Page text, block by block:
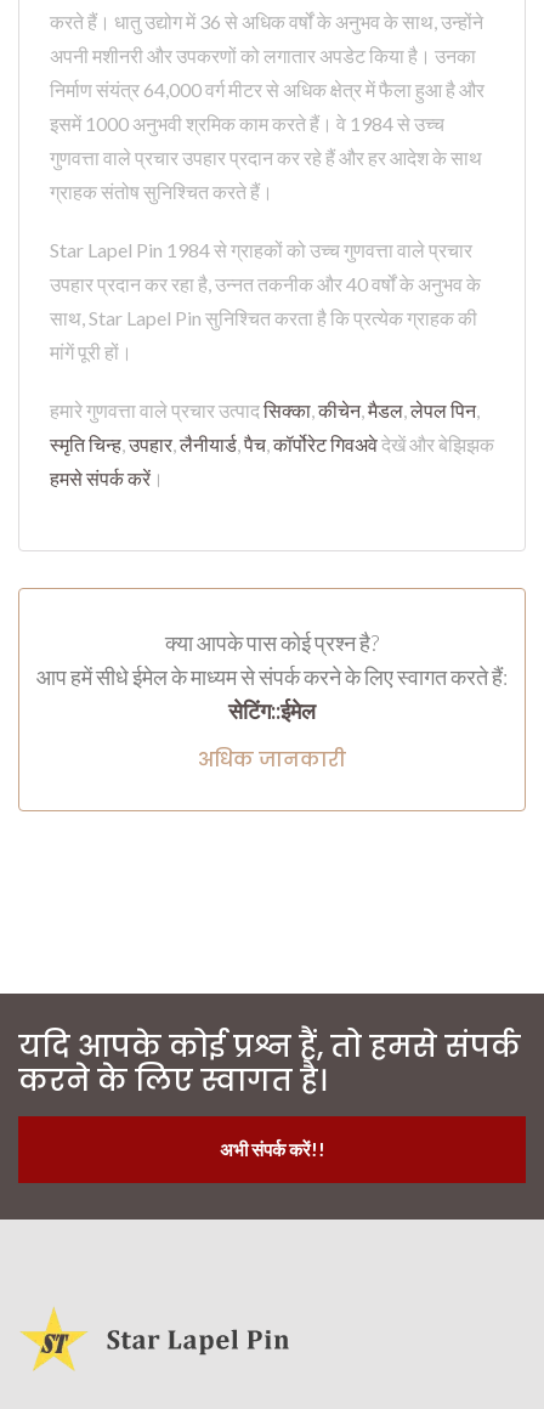
करते हैं। धातु उद्योग में 36 से अधिक वर्षों के अनुभव के साथ, उन्होंने
अपनी मशीनरी और उपकरणों को लगातार अपडेट किया है। उनका
निर्माण संयंत्र 64,000 वर्ग मीटर से अधिक क्षेत्र में फैला हुआ है और
इसमें 1000 अनुभवी श्रमिक काम करते हैं। वे 1984 से उच्च
गुणवत्ता वाले प्रचार उपहार प्रदान कर रहे हैं और हर आदेश के साथ
ग्राहक संतोष सुनिश्चित करते हैं।
Star Lapel Pin 1984 से ग्राहकों को उच्च गुणवत्ता वाले प्रचार
उपहार प्रदान कर रहा है, उन्नत तकनीक और 40 वर्षों के अनुभव के
साथ, Star Lapel Pin सुनिश्चित करता है कि प्रत्येक ग्राहक की
मांगें पूरी हों।
हमारे गुणवत्ता वाले प्रचार उत्पादसिक्का,कीचेन,मैडल,लेपल पिन,
स्मृति चिन्ह,उपहार,लैनीयार्ड,पैच,कॉर्पोरेट गिवअवेदेखें और बेझिझक
हमसे संपर्क करें ।
क्या आपके पास कोई प्रश्न है?
आप हमें सीधे ईमेल के माध्यम से संपर्क करने के लिए स्वागत करते हैं:
सेटिंग::ईमेल
अधिक जानकारी
यदि आपके कोई प्रश्न हैं, तो हमसे संपर्क
करने के लिए स्वागत है।
अभी संपर्क करें!!